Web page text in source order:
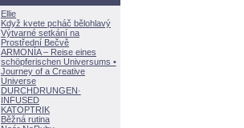
Ellie
Když kvete pcháč bělohlavý
Výtvarné setkání na
Prostřední Bečvě
ARMONÍA – Reise eines
schöpferischen Universums •
Journey of a Creative
Universe
DURCHDRUNGEN·
INFUSED
KATOPTRIK
Běžná rutina